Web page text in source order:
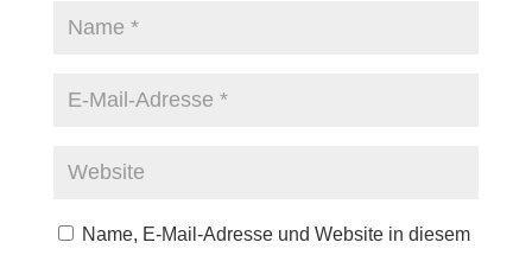
Name, E-Mail-Adresse und Website in diesem